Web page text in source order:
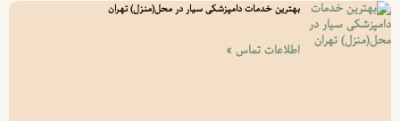
بهترین خدمات دامپزشکی سیار در محل(منزل) تهران
اطلاعات تماس »